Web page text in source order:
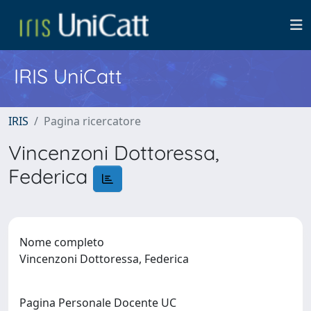
IRIS UniCatt
IRIS Pagina ricercatore
Vincenzoni Dottoressa,
Federica
Nome completo
Vincenzoni Dottoressa, Federica
Pagina Personale Docente UC